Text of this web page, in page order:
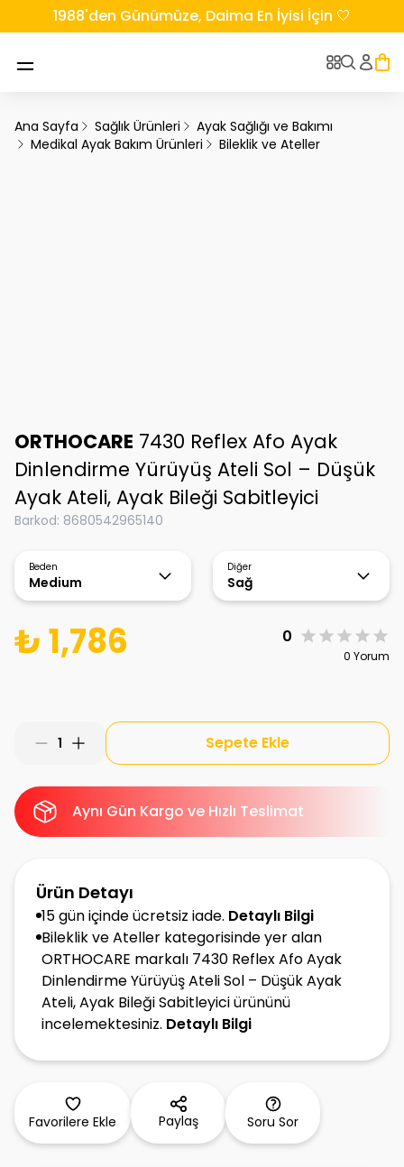
1988'den Günümüze, Daima En İyisi İçin 🤍
Ana Sayfa Sağlık Ürünleri
Ayak Sağlığı ve Bakımı
Medikal Ayak Bakım Ürünleri
Bileklik ve Ateller
ORTHOCARE 7430 Reflex Afo Ayak
Dinlendirme Yürüyüş Ateli Sol – Düşük
Ayak Ateli, Ayak Bileği Sabitleyici
Barkod: 8680542965140
Beden
Medium
Diğer
Sağ
₺ 1,786 0
0 Yorum
1 Sepete Ekle
Aynı Gün Kargo ve Hızlı Teslimat
Ürün Detayı
15 gün içinde ücretsiz iade. Detaylı Bilgi
Bileklik ve Ateller kategorisinde yer alan
ORTHOCARE markalı 7430 Reflex Afo Ayak
Dinlendirme Yürüyüş Ateli Sol – Düşük Ayak
Ateli, Ayak Bileği Sabitleyici ürününü
incelemektesiniz. Detaylı Bilgi
Favorilere Ekle Paylaş Soru Sor